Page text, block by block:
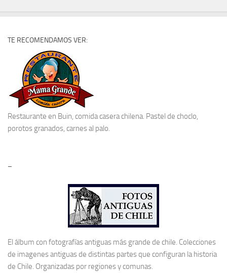
TE RECOMENDAMOS VER:
Restaurante en Buin, comida casera chilena. Pastel de choclo,
porotos granados, carnes al palo.
–
El álbum con fotografías antiguas más grande de chile. Colecciones
de imagenes antiguas de distintas partes que configuran la historia
de Chile. Organizadas por regiones y comunas.